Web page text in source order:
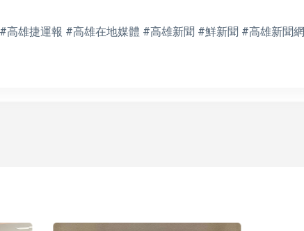
高雄捷運報 #高雄在地媒體 #高雄新聞 #鮮新聞 #高雄新聞網